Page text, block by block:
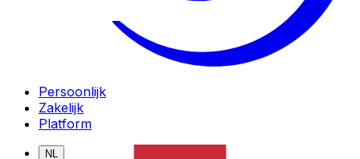
Persoonlijk
Zakelijk
Platform
NL